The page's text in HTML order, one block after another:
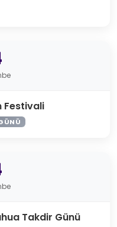
Festivali
Takdir Günü